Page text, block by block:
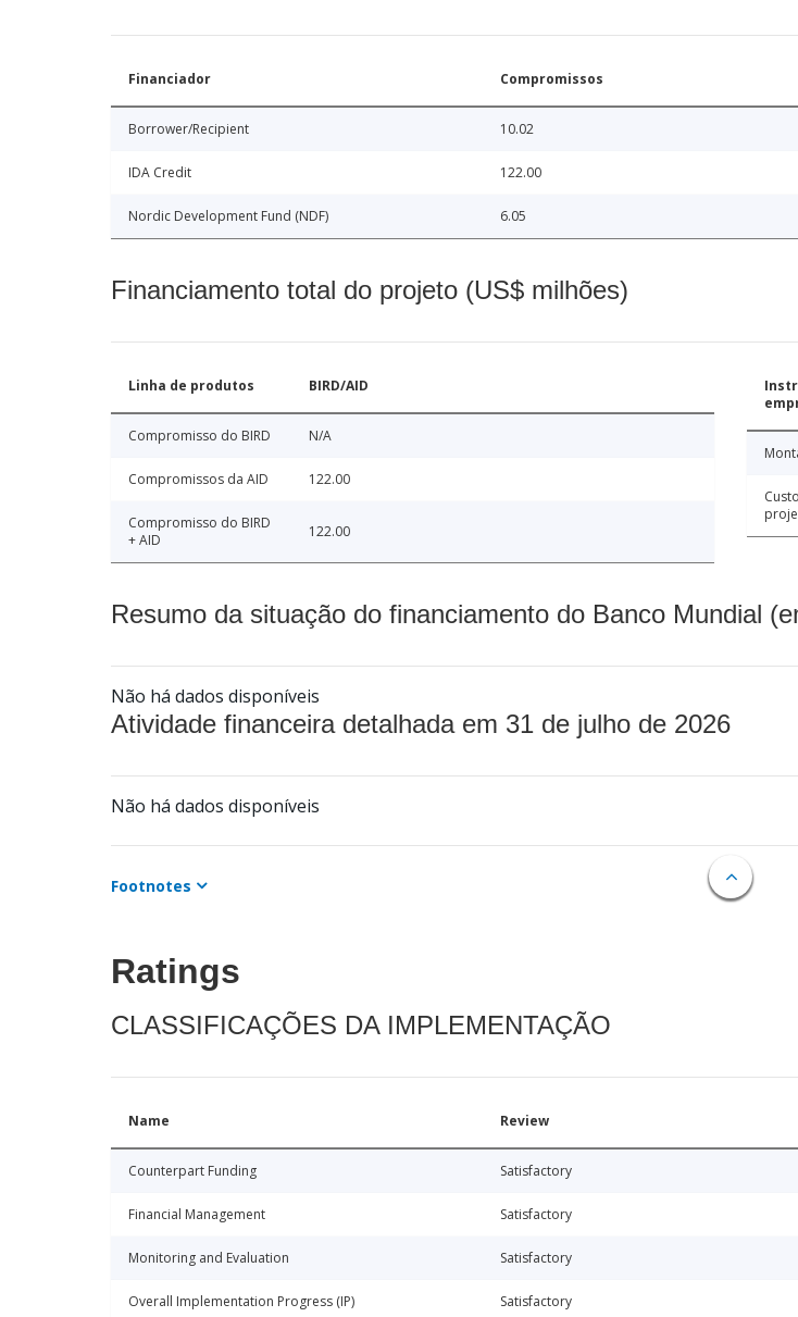
Financiador Compromissos
Borrower/Recipient 10.02
IDA Credit 122.00
Nordic Development Fund (NDF) 6.05
Financiamento total do projeto (US$ milhões)
Linha de produtos BIRD/AID
Compromisso do BIRD N/A
Compromissos da AID 122.00
Compromisso do BIRD
+ AID
122.00
Resumo da situação do financiamento do Banco Mundial
Não há dados disponíveis
Atividade financeira detalhada em 31 de julho de 2026
Não há dados disponíveis
Footnotes
Ratings
CLASSIFICAÇÕES DA IMPLEMENTAÇÃO
Name Review
Counterpart Funding Satisfactory
Financial Management Satisfactory
Monitoring and Evaluation Satisfactory
Overall Implementation Progress (IP) Satisfactory